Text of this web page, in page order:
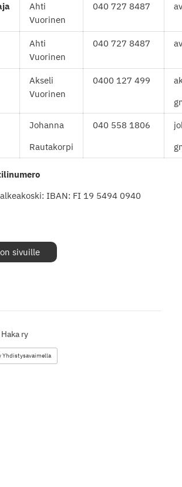
Ahti
Vuorinen
040 727 8487
Ahti
Vuorinen
040 727 8487
Akseli
Vuorinen
0400 127 499
Johanna
Rautakorpi
040 558 1806
tilinumero
IBAN: FI 19 5494 0940
sivuille
ry
Yhdistysavaimella